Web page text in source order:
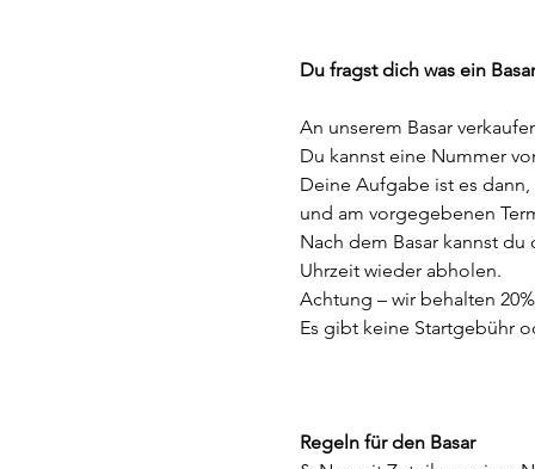
Du fragst dich was ein
An unserem Basar
Du kannst eine Nummer
Deine Aufgabe ist es
und am vorgegebenen
Nach dem Basar kannst
Uhrzeit wieder abholen.
Achtung – wir behalten
Es gibt keine Startgebühr
Regeln für den Basar